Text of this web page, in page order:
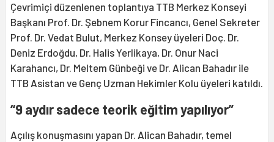
Çevrimiçi düzenlenen toplantıya TTB Merkez Konseyi
Başkanı Prof. Dr. Şebnem Korur Fincancı, Genel Sekreter
Prof. Dr. Vedat Bulut, Merkez Konsey üyeleri Doç. Dr.
Deniz Erdoğdu, Dr. Halis Yerlikaya, Dr. Onur Naci
Karahancı, Dr. Meltem Günbeği ve Dr. Alican Bahadır ile
TTB Asistan ve Genç Uzman Hekimler Kolu üyeleri katıldı.
“9 aydır sadece teorik eğitim yapılıyor”
Açılış konuşmasını yapan Dr. Alican Bahadır, temel